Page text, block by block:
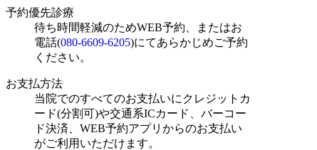
予約優先診療
待ち時間軽減のためWEB予約、またはお
電話(080-6609-6205)にてあらかじめご予約
ください。
お支払方法
当院でのすべてのお支払いにクレジットカ
ード(分割可)や交通系ICカード、バーコー
ド決済、WEB予約アプリからのお支払い
がご利用いただけます。